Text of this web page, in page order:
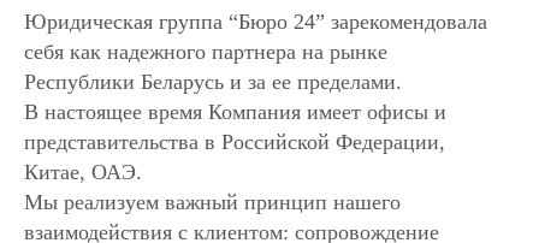
Юридическая группа “Бюро 24” зарекомендовала
себя как надежного партнера на рынке
Республики Беларусь и за ее пределами.
В настоящее время Компания имеет офисы и
представительства в Российской Федерации,
Китае, ОАЭ.
Мы реализуем важный принцип нашего
взаимодействия с клиентом: сопровождение